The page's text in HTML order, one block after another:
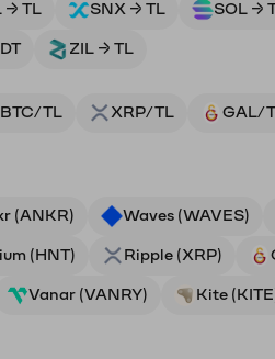
→ TL SNX → TL SOL →
ZIL → TL
BTC/TL XRP/TL GAL/
(ANKR) Waves (WAVES)
(HNT) Ripple (XRP)
Vanar (VANRY) Kite